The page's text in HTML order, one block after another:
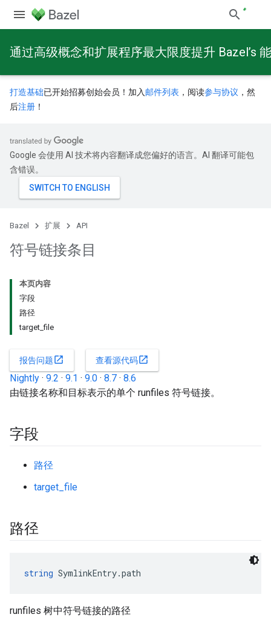
通过高级概念和扩展程序最大限度提升 Bazel’s
打造基础已开始招募创始会员！加入 邮件列表 ，阅读参与协议 ，然
后注册 ！
Google 会使用 AI 技术将内容翻译成您偏好的语言。AI 翻译可能包
含错误。
Bazel 扩展 API
符号链接条目
本页内容
字段
路径
target_file
报告问题open_in_new 查看源代码open_in_new
Nightly · 9.2 · 9.1 · 9.0 · 8.7 · 8.6
由链接名称和目标表示的单个 runfiles 符号链接。
字段
路径
target_file
路径
string SymlinkEntry.path
runfiles 树中符号链接的路径